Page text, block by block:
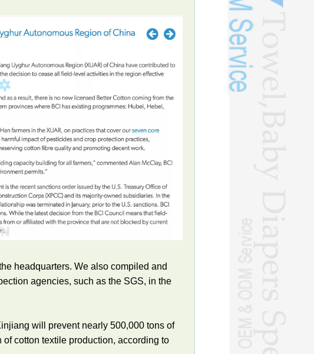
headquarters. We also compiled and
agencies, such as the SGS, in the
will prevent nearly 500,000 tons of
cotton textile production, according to